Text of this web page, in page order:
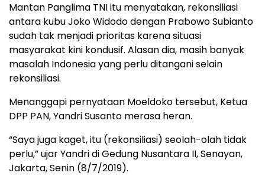
Mantan Panglima TNI itu menyatakan, rekonsiliasi
antara kubu Joko Widodo dengan Prabowo Subianto
sudah tak menjadi prioritas karena situasi
masyarakat kini kondusif. Alasan dia, masih banyak
masalah Indonesia yang perlu ditangani selain
rekonsiliasi.
Menanggapi pernyataan Moeldoko tersebut, Ketua
DPP PAN, Yandri Susanto merasa heran.
“Saya juga kaget, itu (rekonsiliasi) seolah-olah tidak
perlu,” ujar Yandri di Gedung Nusantara II, Senayan,
Jakarta, Senin (8/7/2019).